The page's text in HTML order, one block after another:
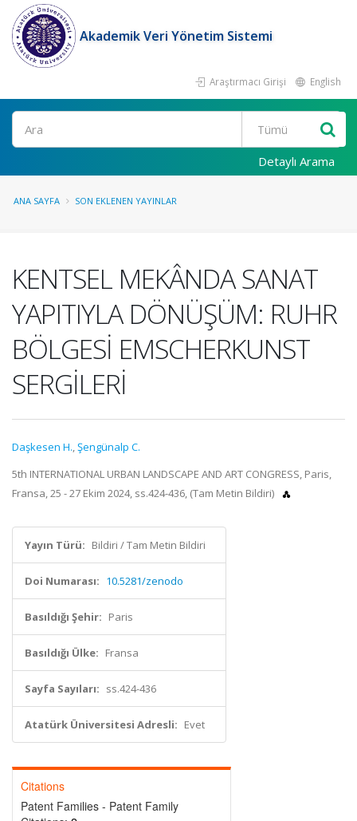
Akademik Veri Yönetim Sistemi
Araştırmacı Girişi English
Ara
Detaylı Arama
ANA SAYFA SON EKLENEN YAYINLAR
KENTSEL MEKÂNDA SANAT
YAPITIYLA DÖNÜŞÜM: RUHR
BÖLGESİ EMSCHERKUNST
SERGİLERİ
Daşkesen H.,Şengünalp C.
5th INTERNATIONAL URBAN LANDSCAPE AND ART CONGRESS, Paris,
Fransa, 25 - 27 Ekim 2024, ss.424-436, (Tam Metin Bildiri)
Yayın Türü: Bildiri / Tam Metin Bildiri
Doi Numarası: 10.5281/zenodo
Basıldığı Şehir: Paris
Basıldığı Ülke: Fransa
Sayfa Sayıları: ss.424-436
Atatürk Üniversitesi Adresli: Evet
Citations
Patent Families - Patent Family